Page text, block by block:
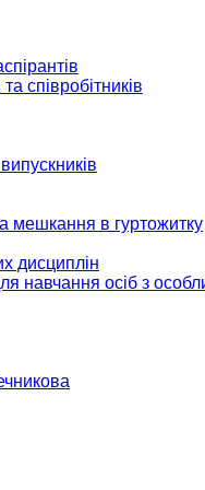
співробітників
мешкання в гуртожитку
дисциплін
навчання осіб з